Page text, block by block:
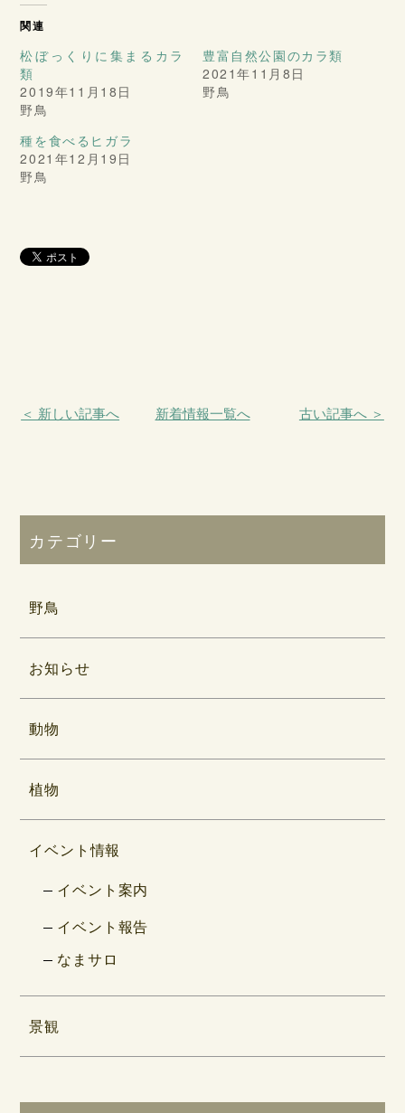
関連
松ぼっくりに集まるカラ
類
2019年11月18日
野鳥
豊富自然公園のカラ類
2021年11月8日
野鳥
種を食べるヒガラ
2021年12月19日
野鳥
＜ 新しい記事へ 新着情報一覧へ 古い記事へ ＞
カテゴリー
野鳥
お知らせ
動物
植物
イベント情報
イベント案内
イベント報告
なまサロ
景観